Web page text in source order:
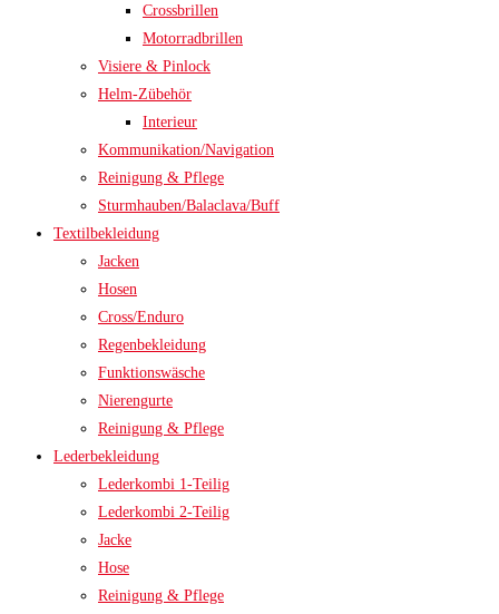
Crossbrillen
Motorradbrillen
Visiere & Pinlock
Helm-Zübehör
Interieur
Kommunikation/Navigation
Reinigung & Pflege
Sturmhauben/Balaclava/Buff
Textilbekleidung
Jacken
Hosen
Cross/Enduro
Regenbekleidung
Funktionswäsche
Nierengurte
Reinigung & Pflege
Lederbekleidung
Lederkombi 1-Teilig
Lederkombi 2-Teilig
Jacke
Hose
Reinigung & Pflege